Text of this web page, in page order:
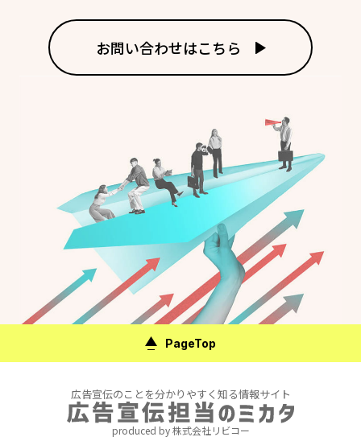
お問い合わせはこちら
PageTop
広告宣伝のことを分かりやすく知る情報サイト
produced by 株式会社リビコー